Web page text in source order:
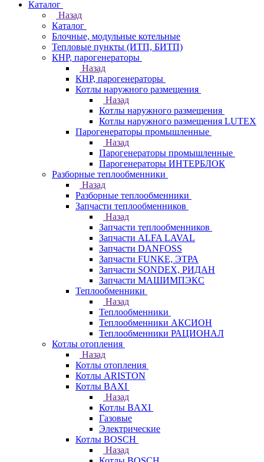
Каталог
Назад
Каталог
Блочные, модульные котельные
Тепловые пункты (ИТП, БИТП)
КНР, парогенераторы
Назад
КНР, парогенераторы
Котлы наружного размещения
Назад
Котлы наружного размещения
Котлы наружного размещения LUTEX
Парогенераторы промышленные
Назад
Парогенераторы промышленные
Парогенераторы ИНТЕРБЛОК
Разборные теплообменники
Назад
Разборные теплообменники
Запчасти теплообменников
Назад
Запчасти теплообменников
Запчасти ALFA LAVAL
Запчасти DANFOSS
Запчасти FUNKE, ЭТРА
Запчасти SONDEX, РИДАН
Запчасти МАШИМПЭКС
Теплообменники
Назад
Теплообменники
Теплообменники АКСИОН
Теплообменники РАЦИОНАЛ
Котлы отопления
Назад
Котлы отопления
Котлы ARISTON
Котлы BAXI
Назад
Котлы BAXI
Газовые
Электрические
Котлы BOSCH
Назад